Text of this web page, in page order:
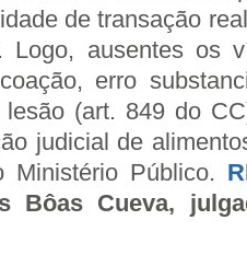
de transação
Logo, ausentes os
erro
lesão (art. 849 do
judicial de
Público.
Bôas Cueva,